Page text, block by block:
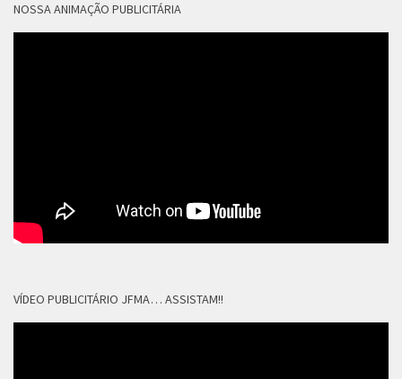
NOSSA ANIMAÇÃO PUBLICITÁRIA
VÍDEO PUBLICITÁRIO JFMA… ASSISTAM!!